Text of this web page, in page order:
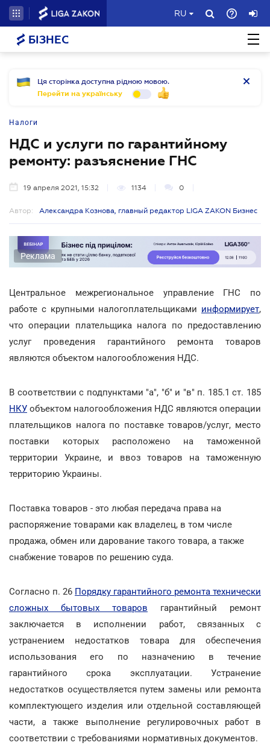
RU
БІЗНЕС
Ця сторінка доступна рідною мовою.
Перейти на українську
Налоги
НДС и услуги по гарантийному
ремонту: разъяснение ГНС
19 апреля 2021, 15:32 1134 0
Автор: Александра Кознова, главный редактор LIGA ZAKON Бизнес
Реклама
Центральное межрегиональное управление ГНС по
работе с крупными налогоплательщиками информирует,
что операции плательщика налога по предоставлению
услуг проведения гарантийного ремонта товаров
являются объектом налогообложения НДС.
В соответствии с подпунктами "а", "б" и "в" п. 185.1 ст. 185
НКУ объектом налогообложения НДС являются операции
плательщиков налога по поставке товаров/услуг, место
поставки которых расположено на таможенной
территории Украине, и ввоз товаров на таможенную
территорию Украины.
Поставка товаров - это любая передача права на
распоряжение товарами как владелец, в том числе
продажа, обмен или дарование такого товара, а также
снабжение товаров по решению суда.
Согласно п. 26 Порядку гарантийного ремонта технически
сложных бытовых товаров гарантийный ремонт
заключается в исполнении работ, связанных с
устранением недостатков товара для обеспечения
использования его по назначению в течение
гарантийного срока эксплуатации. Устранение
недостатков осуществляется путем замены или ремонта
комплектующего изделия или отдельной составляющей
части, а также выполнение регулировочных работ в
соответствии с требованиями нормативных документов.